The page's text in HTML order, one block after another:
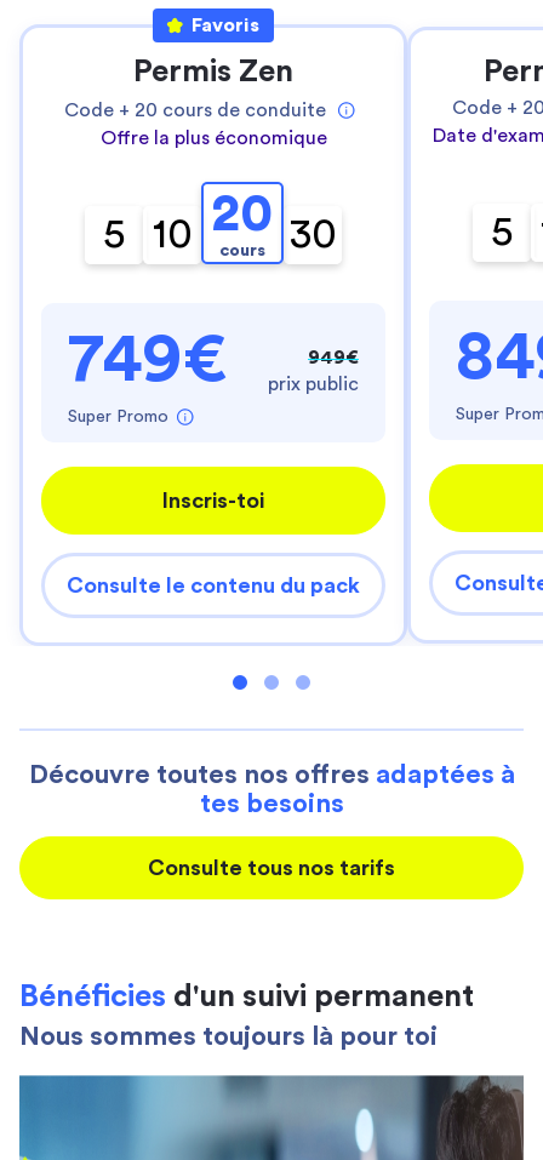
Favoris
Permis Zen
Code + 20 cours de conduite
Offre la plus économique
5 10 20
cours 30
749€
Super Promo
949€
prix public
Inscris-toi
Consulte le contenu du pack
Code +
Date
5
Super
Découvre toutes nos offres adaptées à
tes besoins
Consulte tous nos tarifs
Bénéficies d'un suivi permanent
Nous sommes toujours là pour toi